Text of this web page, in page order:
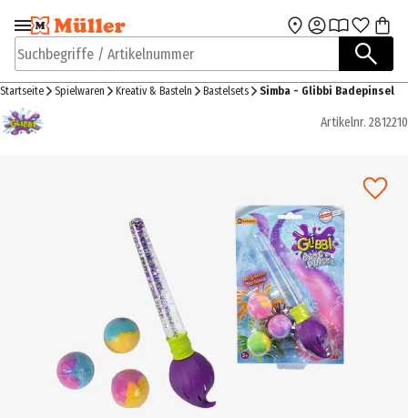
Zur Navigation
springen
Zum Hauptinhalt
Suchbegriffe / Artikelnummer
Startseite Spielwaren Kreativ & Basteln Bastelsets Simba - Glibbi Badepinsel
Artikelnr. 2812210